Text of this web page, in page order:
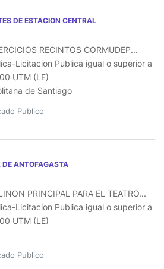
DE ESTACION CENTRAL
RECINTOS CORMUDEP...
Licitacion Publica igual o superior a
UTM (LE)
de Santiago
Publico
DE ANTOFAGASTA
PRINCIPAL PARA EL TEATRO...
Licitacion Publica igual o superior a
UTM (LE)
Publico